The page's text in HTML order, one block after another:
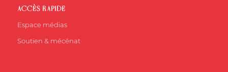
ACCÈS RAPIDE
Espace médias
Soutien & mécénat